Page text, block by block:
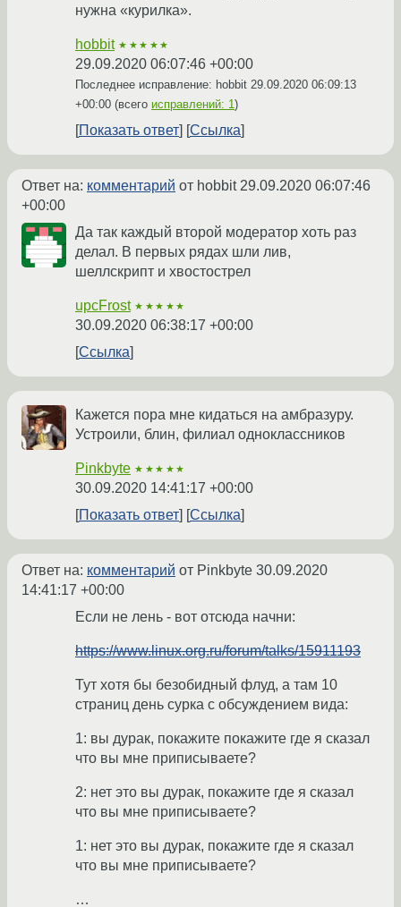
нужна «курилка».
hobbit ★★★★★
29.09.2020 06:07:46 +00:00
Последнее исправление: hobbit 29.09.2020 06:09:13
+00:00 (всего исправлений: 1)
Показать ответ Ссылка
Ответ на: комментарий от hobbit29.09.2020 06:07:46
+00:00
Да так каждый второй модератор хоть раз
делал. В первых рядах шли лив,
шеллскрипт и хвостострел
upcFrost ★★★★★
30.09.2020 06:38:17 +00:00
Ссылка
Кажется пора мне кидаться на амбразуру.
Устроили, блин, филиал одноклассников
Pinkbyte ★★★★★
30.09.2020 14:41:17 +00:00
Показать ответ
Ссылка
Ответ на: комментарий от Pinkbyte 30.09.2020
14:41:17 +00:00
Если не лень - вот отсюда начни:
https://www.linux.org.ru/forum/talks/15911193
Тут хотя бы безобидный флуд, а там 10
страниц день сурка с обсуждением вида:
1: вы дурак, покажите покажите где я сказал
что вы мне приписываете?
2: нет это вы дурак, покажите где я сказал
что вы мне приписываете?
1: нет это вы дурак, покажите где я сказал
что вы мне приписываете?
…